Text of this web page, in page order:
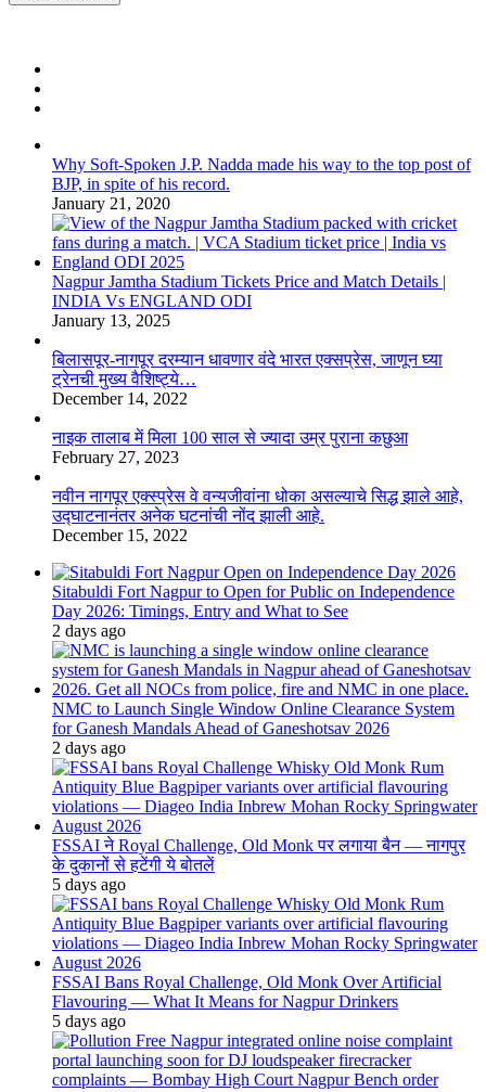
Why Soft-Spoken J.P. Nadda made his way to the top post of
BJP, in spite of his record.
January 21, 2020
Nagpur Jamtha Stadium Tickets Price and Match Details |
INDIA Vs ENGLAND ODI
January 13, 2025
बिलासपूर-नागपूर दरम्यान धावणार वंदे भारत एक्सप्रेस, जाणून घ्या
ट्रेनची मुख्य वैशिष्ट्ये…
December 14, 2022
नाइक तालाब में मिला 100 साल से ज्यादा उम्र पुराना कछुआ
February 27, 2023
नवीन नागपूर एक्स्प्रेस वे वन्यजीवांना धोका असल्याचे सिद्ध झाले आहे,
उद्घाटनानंतर अनेक घटनांची नोंद झाली आहे.
December 15, 2022
Sitabuldi Fort Nagpur to Open for Public on Independence
Day 2026: Timings, Entry and What to See
2 days ago
NMC to Launch Single Window Online Clearance System
for Ganesh Mandals Ahead of Ganeshotsav 2026
2 days ago
FSSAI ने Royal Challenge, Old Monk पर लगाया बैन — नागपुर
के दुकानों से हटेंगी ये बोतलें
5 days ago
FSSAI Bans Royal Challenge, Old Monk Over Artificial
Flavouring — What It Means for Nagpur Drinkers
5 days ago